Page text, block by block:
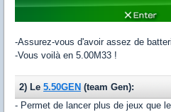
-Assurez-vous d'avoir assez de
-Vous voilà en 5.00M33 !
2) Le 5.50GEN (team Gen):
- Permet de lancer plus de jeux que